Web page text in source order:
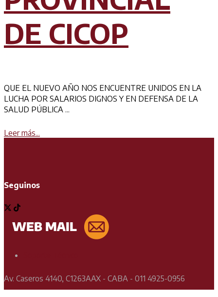
DE CICOP
QUE EL NUEVO AÑO NOS ENCUENTRE UNIDOS EN LA
LUCHA POR SALARIOS DIGNOS Y EN DEFENSA DE LA
SALUD PÚBLICA ...
Leer más...
Seguinos
Av. Caseros 4140, C1263AAX - CABA - 011 4925-0956